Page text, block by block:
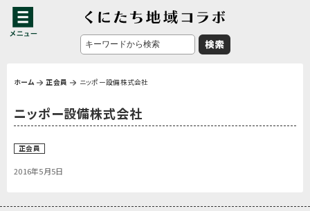
ホーム 正会員 ニッポー設備株式会社
ニッポー設備株式会社
正会員
2016年5月5日